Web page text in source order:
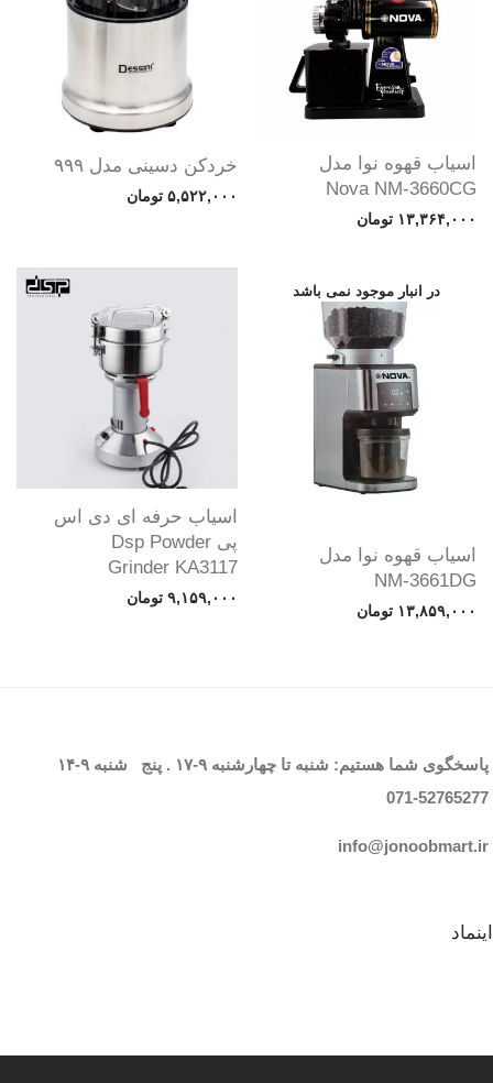
اسیاب قهوه نوا مدل
Nova NM-3660CG
۱۳,۳۶۴,۰۰۰ تومان
خردکن دسینی مدل ۹۹۹
۵,۵۲۲,۰۰۰ تومان
اسیاب قهوه نوا مدل
NM-3661DG
۱۳,۸۵۹,۰۰۰ تومان
اسیاب حرفه ای دی اس
پی Dsp Powder
Grinder KA3117
۹,۱۵۹,۰۰۰ تومان
پاسخگوی شما هستیم: شنبه تا چهارشنبه ۹-۱۷ . پنج شنبه ۹-۱۴
071-52765277
info@jonoobmart.ir
اینماد